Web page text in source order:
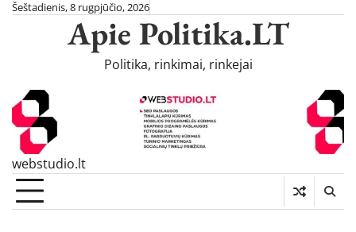
SkipŠeštadienis, 8 rugpjūčio, 2026
Apie Politika.LT
Politika, rinkimai, rinkejai
webstudio.lt